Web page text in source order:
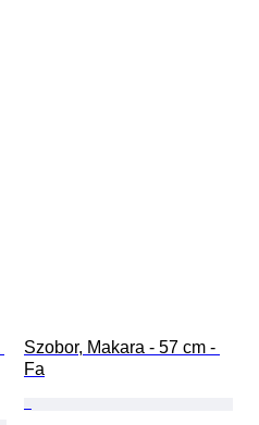
Szobor, Makara - 57 cm -
Fa